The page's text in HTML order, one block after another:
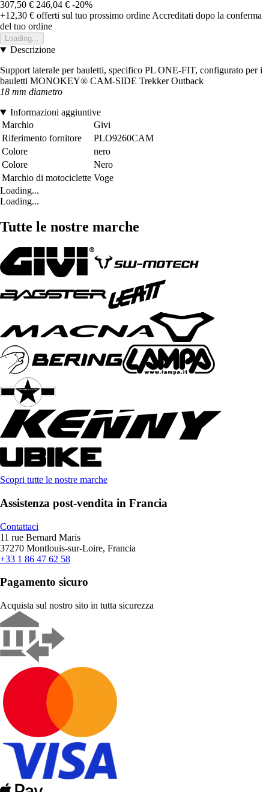
307,50 € 246,04 € -20%
+12,30 € offerti sul tuo prossimo ordine Accreditati dopo la conferma
del tuo ordine
Loading...
Descrizione
Support laterale per bauletti, specifico PL ONE-FIT, configurato per i
bauletti MONOKEY® CAM-SIDE Trekker Outback
18 mm diametro
Informazioni aggiuntive
Marchio
Givi
Riferimento fornitore
PLO9260CAM
Colore
nero
Colore
Nero
Marchio di motociclette Voge
Loading...
Loading...
Tutte le nostre marche
Scopri tutte le nostre marche
Assistenza post-vendita in Francia
Contattaci
11 rue Bernard Maris
37270 Montlouis-sur-Loire, Francia
+33 1 86 47 62 58
Pagamento sicuro
Acquista sul nostro sito in tutta sicurezza